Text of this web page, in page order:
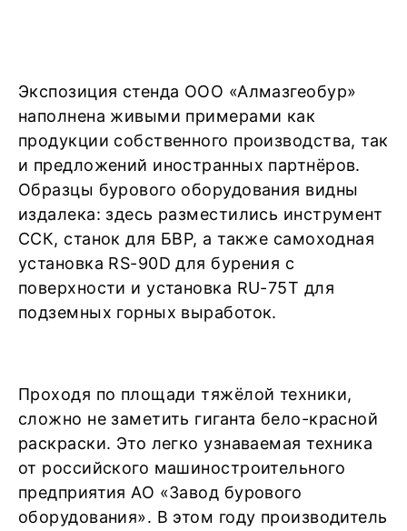
Экспозиция стенда ООО «Алмазгеобур»
наполнена живыми примерами как
продукции собственного производства, так
и предложений иностранных партнёров.
Образцы бурового оборудования видны
издалека: здесь разместились инструмент
ССК, станок для БВР, а также самоходная
установка RS-90D для бурения с
поверхности и установка RU-75T для
подземных горных выработок.
Проходя по площади тяжёлой техники,
сложно не заметить гиганта бело-красной
раскраски. Это легко узнаваемая техника
от российского машиностроительного
предприятия АО «Завод бурового
оборудования». В этом году производитель